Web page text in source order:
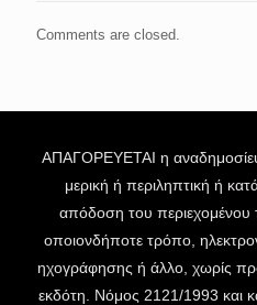
Comments are closed.
ΑΠΑΓΟΡΕΥΕΤΑΙ η
μερική ή περιληπτική ή
απόδοση του
οποιονδήποτε τρόπο,
ηχογράφησης ή άλλο, χωρίς
εκδότη. Νόμος 2121/1993 και